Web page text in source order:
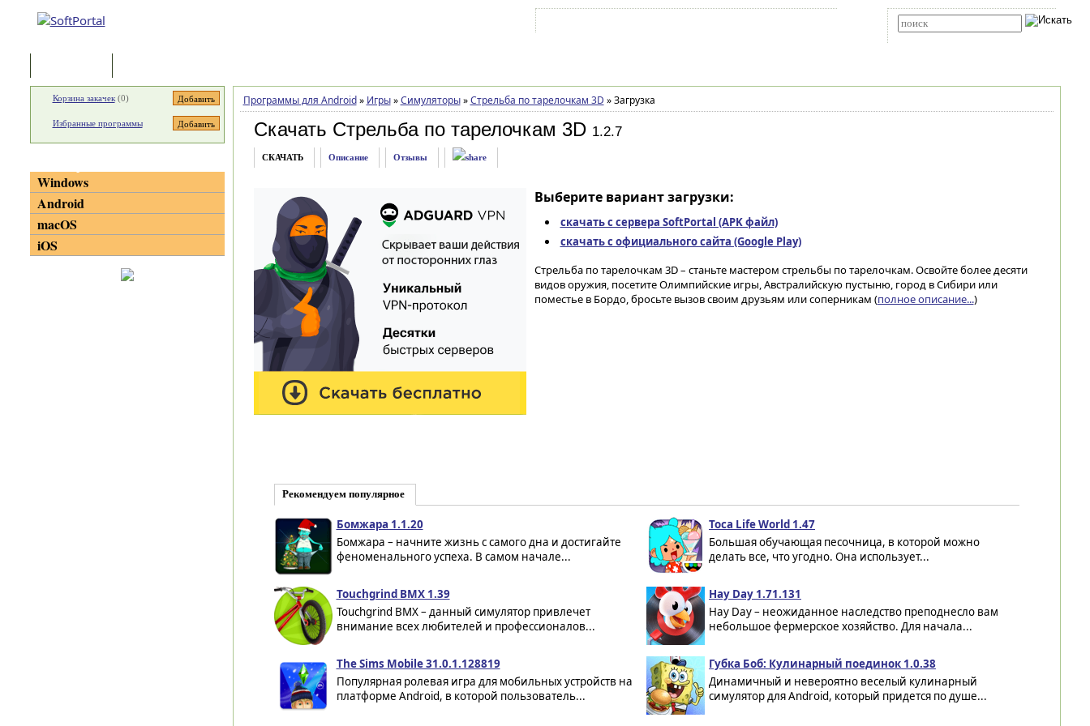
Программы для Android » Игры » Симуляторы » Стрельба по тарелочкам 3D »Загрузка
Скачать Стрельба по тарелочкам 3D 1.2.7
СКАЧАТЬ Описание Отзывы
Выберите вариант загрузки:
скачать с сервера SoftPortal (APK файл)
скачать с официального сайта (Google Play)
Стрельба по тарелочкам 3D – станьте мастером стрельбы по тарелочкам. Освойте более десяти
видов оружия, посетите Олимпийские игры, Австралийскую пустыню, город в Сибири или
поместье в Бордо, бросьте вызов своим друзьям или соперникам (полное описание...)
Рекомендуем популярное
Бомжара 1.1.20
Бомжара – начните жизнь с самого дна и достигайте
феноменального успеха. В самом начале...
Toca Life World 1.47
Большая обучающая песочница, в которой можно
делать все, что угодно. Она использует...
Touchgrind BMX 1.39
Touchgrind BMX – данный симулятор привлечет
внимание всех любителей и профессионалов...
Hay Day 1.71.131
Hay Day – неожиданное наследство преподнесло вам
небольшое фермерское хозяйство. Для начала...
The Sims Mobile 31.0.1.128819
Популярная ролевая игра для мобильных устройств на
платформе Android, в которой пользователь...
Губка Боб: Кулинарный поединок 1.0.38
Динамичный и невероятно веселый кулинарный
симулятор для Android, который придется по душе...
Корзина закачек(0)
Избранные программы
Windows
Android
macOS
iOS